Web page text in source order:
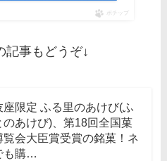
ポチップ
記事もどうぞ↓
座限定 ふる里のあけび(ふ
のあけび)、第18回全国菓
覧会大臣賞受賞の銘菓！ネ
も購…